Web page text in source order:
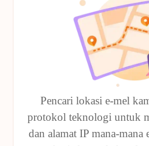
Pencari lokasi e-mel
protokol teknologi untuk
dan alamat IP mana-